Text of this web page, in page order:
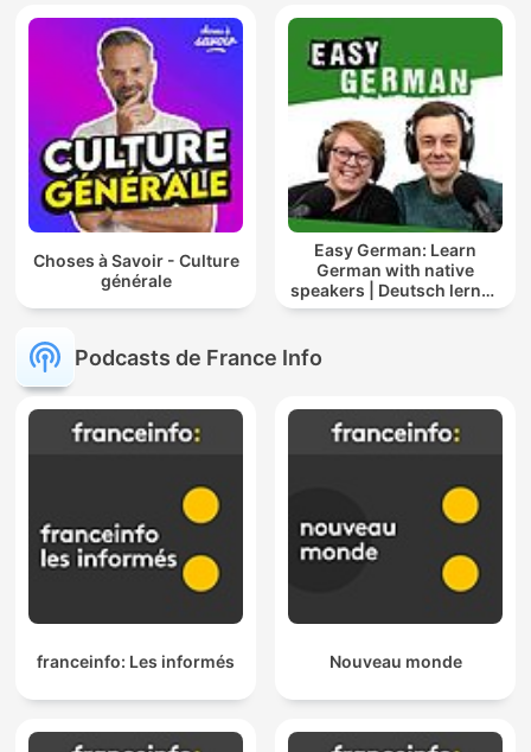
Choses à Savoir - Culture
générale
Easy German: Learn
German with native
speakers | Deutsch lernen
mit Muttersprachlern
Podcasts de France Info
franceinfo: Les informés Nouveau monde